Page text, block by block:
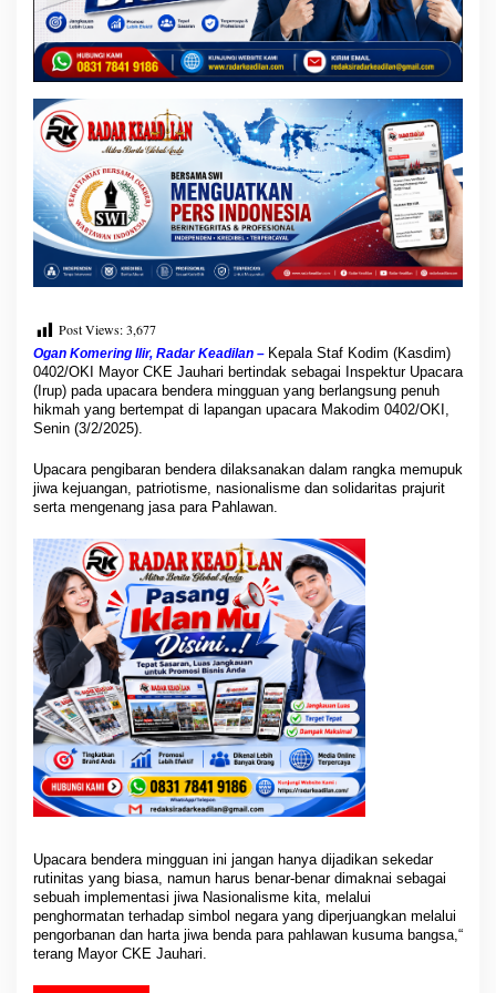
A
j
a
k
r
u
s
B
e
r
b
u
a
B
a
i
k
Post Views:3,677
Ogan Komering Ilir, Radar Keadilan – Kepala Staf Kodim (Kasdim)
0402/OKI Mayor CKE Jauhari bertindak sebagai Inspektur Upacara
(Irup) pada upacara bendera mingguan yang berlangsung penuh
hikmah yang bertempat di lapangan upacara Makodim 0402/OKI,
Senin (3/2/2025).
Upacara pengibaran bendera dilaksanakan dalam rangka memupuk
jiwa kejuangan, patriotisme, nasionalisme dan solidaritas prajurit
serta mengenang jasa para Pahlawan.
Upacara bendera mingguan ini jangan hanya dijadikan sekedar
rutinitas yang biasa, namun harus benar-benar dimaknai sebagai
sebuah implementasi jiwa Nasionalisme kita, melalui
penghormatan terhadap simbol negara yang diperjuangkan melalui
pengorbanan dan harta jiwa benda para pahlawan kusuma bangsa,“
terang Mayor CKE Jauhari.